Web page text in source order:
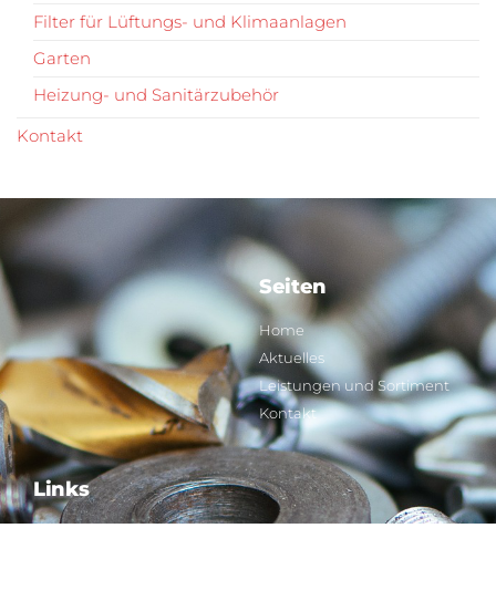
Filter für Lüftungs- und Klimaanlagen
Garten
Heizung- und Sanitärzubehör
Kontakt
Seiten
Home
Aktuelles
Leistungen und Sortiment
Kontakt
Links